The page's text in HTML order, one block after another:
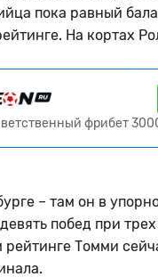
пока равный
На кортах
фрибет
– там он в
побед при
Томми